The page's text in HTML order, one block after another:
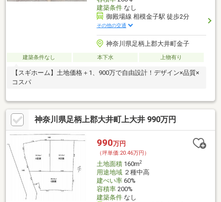
建築条件なし
御殿場線 相模金子駅 徒歩2分
その他の交通
神奈川県足柄上郡大井町金子
建築条件なし 本下水 上物有り
【スギホーム】土地価格＋1、900万で自由設計！デザイン×品質×
コスパ
神奈川県足柄上郡大井町上大井 990万円
990万円
（坪単価:20.46万円）
土地面積160m2
用途地域２種中高
建ぺい率60%
容積率200%
建築条件なし